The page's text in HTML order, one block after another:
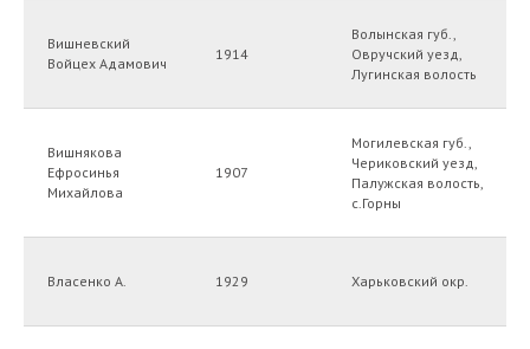
Вишневский
Войцех Адамович
1914
Волынская губ.,
Овручский уезд,
Лугинская волость
Вишнякова
Ефросинья
Михайлова
1907
Могилевская губ.,
Чериковский уезд,
Палужская волость,
с.Горны
Власенко А. 1929 Харьковский окр.
Генеалогический центр
Тел.: +7 924 731 2616
+7 924 731 2616
Email: arhivariusvl@yandex.ru